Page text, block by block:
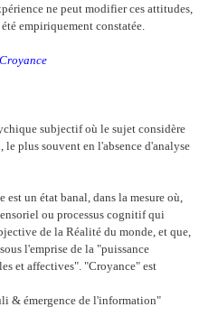
ne peut modifier ces attitudes,
empiriquement constatée.
subjectif où le sujet considère
plus souvent en l'absence d'analyse
un état banal, dans la mesure où,
ou processus cognitif qui
de la Réalité du monde, et que,
l'emprise de la "puissance
et affectives". "Croyance" est
& émergence de l'information"